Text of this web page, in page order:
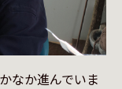
なか進んでいま